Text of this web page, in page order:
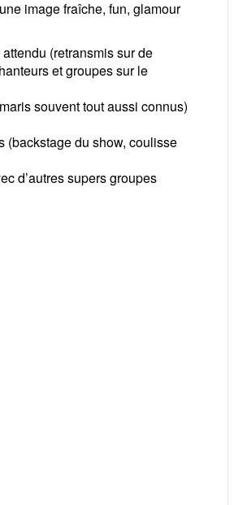
image fraîche, fun, glamour
(retransmis sur de
et groupes sur le
souvent tout aussi connus)
(backstage du show, coulisse
d’autres supers groupes